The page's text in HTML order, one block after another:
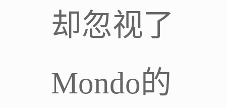
却忽视了
Mondo的